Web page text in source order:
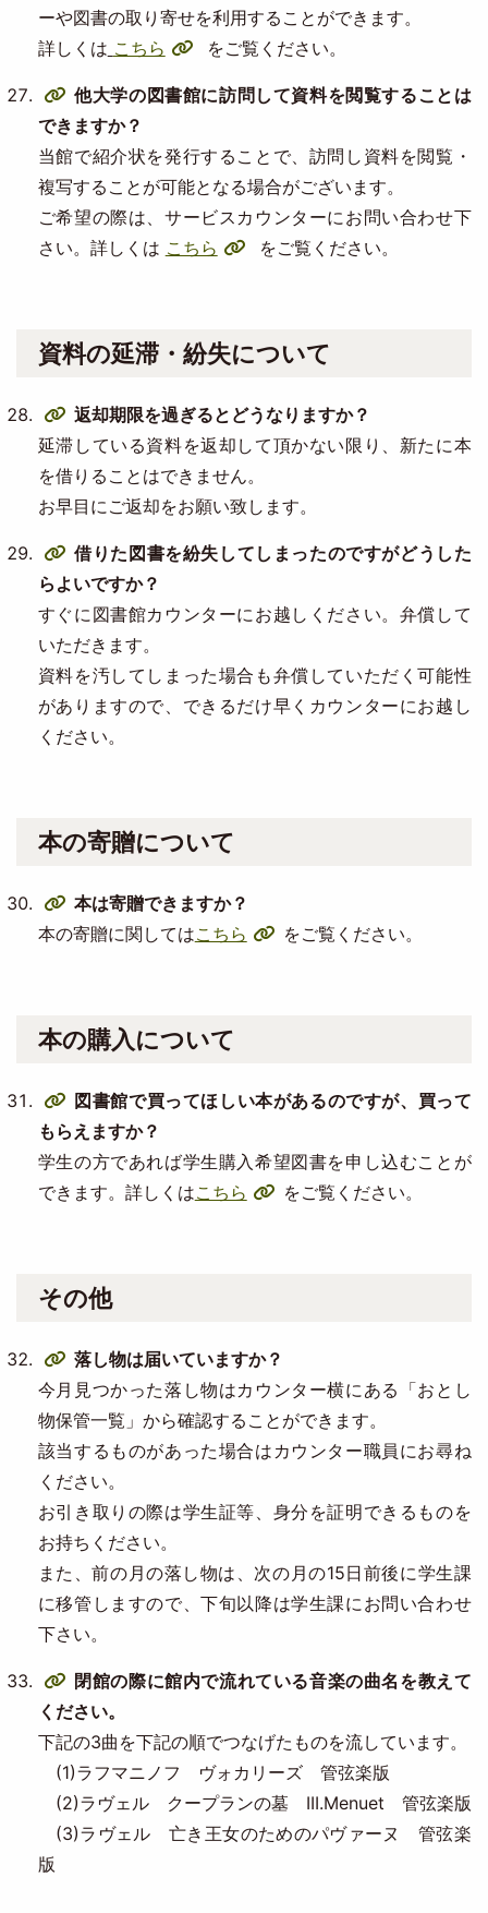
ーや図書の取り寄せを利用することができます。
詳しくは こちら をご覧ください。
他大学の図書館に訪問して資料を閲覧することは
できますか？
当館で紹介状を発行することで、訪問し資料を閲覧・
複写することが可能となる場合がございます。
ご希望の際は、サービスカウンターにお問い合わせ下
さい。詳しくは こちら をご覧ください。
資料の延滞・紛失について
返却期限を過ぎるとどうなりますか？
延滞している資料を返却して頂かない限り、新たに本
を借りることはできません。
お早目にご返却をお願い致します。
借りた図書を紛失してしまったのですがどうした
らよいですか？
すぐに図書館カウンターにお越しください。弁償して
いただきます。
資料を汚してしまった場合も弁償していただく可能性
がありますので、できるだけ早くカウンターにお越し
ください。
本の寄贈について
本は寄贈できますか？
本の寄贈に関してはこちら をご覧ください。
本の購入について
図書館で買ってほしい本があるのですが、買って
もらえますか？
学生の方であれば学生購入希望図書を申し込むことが
できます。詳しくはこちら をご覧ください。
その他
落し物は届いていますか？
今月見つかった落し物はカウンター横にある「おとし
物保管一覧」から確認することができます。
該当するものがあった場合はカウンター職員にお尋ね
ください。
お引き取りの際は学生証等、身分を証明できるものを
お持ちください。
また、前の月の落し物は、次の月の15日前後に学生課
に移管しますので、下旬以降は学生課にお問い合わせ
下さい。
閉館の際に館内で流れている音楽の曲名を教えて
ください。
下記の3曲を下記の順でつなげたものを流しています。
(1)ラフマニノフ ヴォカリーズ 管弦楽版
(2)ラヴェル クープランの墓 III.Menuet 管弦楽版
(3)ラヴェル 亡き王女のためのパヴァーヌ 管弦楽
版